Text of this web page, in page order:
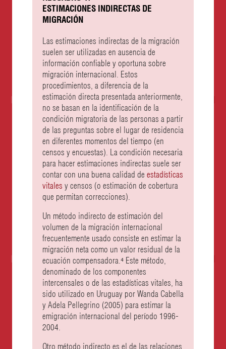
ESTIMACIONES INDIRECTAS DE
MIGRACIÓN
Las estimaciones indirectas de la migración
suelen ser utilizadas en ausencia de
información confiable y oportuna sobre
migración internacional. Estos
procedimientos, a diferencia de la
estimación directa presentada anteriormente,
no se basan en la identificación de la
condición migratoria de las personas a partir
de las preguntas sobre el lugar de residencia
en diferentes momentos del tiempo (en
censos y encuestas). La condición necesaria
para hacer estimaciones indirectas suele ser
contar con una buena calidad de estadísticas
vitales y censos (o estimación de cobertura
que permitan correcciones).
Un método indirecto de estimación del
volumen de la migración internacional
frecuentemente usado consiste en estimar la
migración neta como un valor residual de la
ecuación compensadora.⁴ Este método,
denominado de los componentes
intercensales o de las estadísticas vitales, ha
sido utilizado en Uruguay por Wanda Cabella
y Adela Pellegrino (2005) para estimar la
emigración internacional del período 1996-
2004.
Otro método indirecto es el de las relaciones